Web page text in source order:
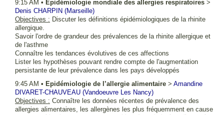
9:15 AM • Epidémiologie mondiale des allergies respiratoires >
Denis CHARPIN (Marseille)
Objectives : Discuter les définitions épidémiologiques de la rhinite
allergique.
Savoir l'ordre de grandeur des prévalences de la rhinite allergique et
de l'asthme
Connaître les tendances évolutives de ces affections
Lister les hypothèses pouvant rendre compte de l'augmentation
persistante de leur prévalence dans les pays développés
9:45 AM • Epidémiologie de l’allergie alimentaire > Amandine
DIVARET-CHAUVEAU (Vandoeuvre Les Nancy)
Objectives : Connaître les données récentes de prévalence des
allergies alimentaires, les allergènes les plus fréquemment en cause